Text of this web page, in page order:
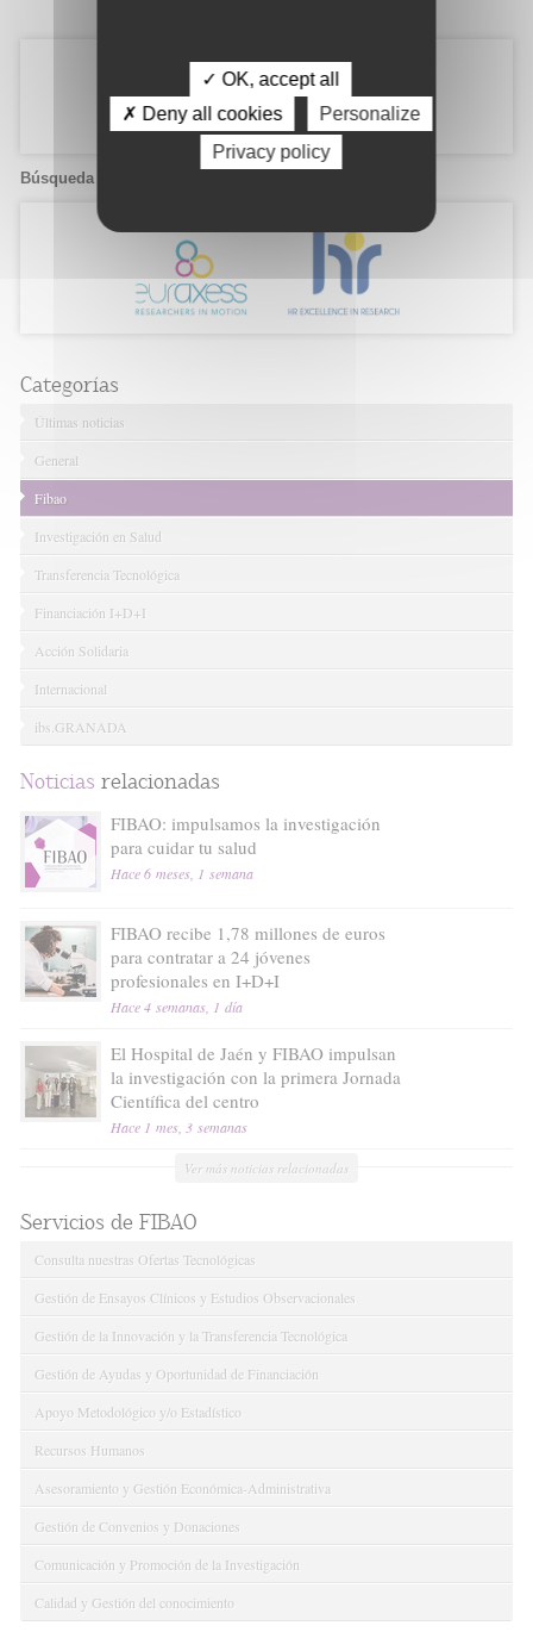
Búsqueda de candidatos
Categorías
Últimas noticias
General
Fibao
Investigación en Salud
Transferencia Tecnológica
Financiación I+D+I
Acción Solidaria
Internacional
ibs.GRANADA
Noticias relacionadas
FIBAO: impulsamos la investigación
para cuidar tu salud
Hace 6 meses, 1 semana
FIBAO recibe 1,78 millones de euros
para contratar a 24 jóvenes
profesionales en I+D+I
Hace 4 semanas, 1 día
El Hospital de Jaén y FIBAO impulsan
la investigación con la primera Jornada
Científica del centro
Hace 1 mes, 3 semanas
Ver más noticias relacionadas
Servicios de FIBAO
Consulta nuestras Ofertas Tecnológicas
Gestión de Ensayos Clínicos y Estudios Observacionales
Gestión de la Innovación y la Transferencia Tecnológica
Gestión de Ayudas y Oportunidad de Financiación
Apoyo Metodológico y/o Estadístico
Recursos Humanos
Asesoramiento y Gestión Económica-Administrativa
Gestión de Convenios y Donaciones
Comunicación y Promoción de la Investigación
Calidad y Gestión del conocimiento
✓ OK, accept all
✗ Deny all cookies
Personalize
Privacy policy